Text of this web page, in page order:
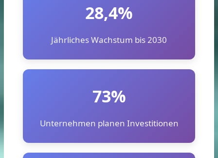
28,4%
Jährliches Wachstum bis 2030
73%
Unternehmen planen Investitionen